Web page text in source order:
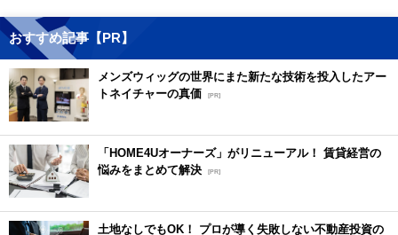
おすすめ記事【PR】
メンズウィッグの世界にまた新たな技術を投入したアー
トネイチャーの真価 [PR]
「HOME4Uオーナーズ」がリニューアル！ 賃貸経営の
悩みをまとめて解決 [PR]
土地なしでもOK！ プロが導く失敗しない不動産投資の